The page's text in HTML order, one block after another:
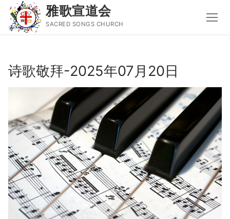
content
雅歌宣道会
SACRED SONGS CHURCH
Search
主页
主日讲道
圣经导读新唱
属灵书籍
聚会信息
诗歌敬拜-2025年07月20日